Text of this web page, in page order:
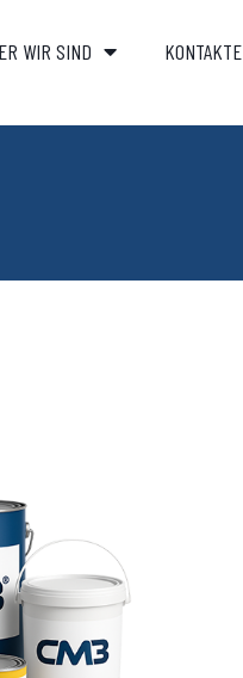
WIR SIND KONTAKTE